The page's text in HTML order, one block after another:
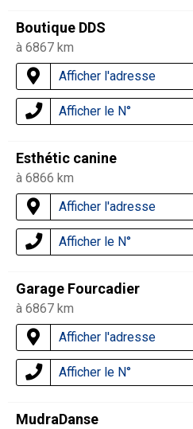
Boutique DDS
à 6867 km
Afficher l'adresse
Afficher le N°
Esthétic canine
à 6866 km
Afficher l'adresse
Afficher le N°
Garage Fourcadier
à 6867 km
Afficher l'adresse
Afficher le N°
MudraDanse